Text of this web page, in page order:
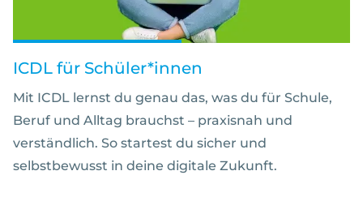
ICDL für Schüler*innen
Mit ICDL lernst du genau das, was du für Schule,
Beruf und Alltag brauchst – praxisnah und
verständlich. So startest du sicher und
selbstbewusst in deine digitale Zukunft.